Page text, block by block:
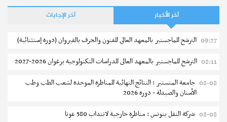
آخر الأخبار آخر الإجابات
09:27 الترشح للماجستير بالمعهد العالي للفنون والحرف بالقيروان (دورة إستثنائية)
08:11 الترشح للماجستير بالمعهد العالى للدراسات التكنولوجية بزغوان 2026-2027
08-08 جامعة المنستير : النتائج النهائية للمناظرة الموحدة لشعب الطب وطب
الأسنان والصيدلة - دورة 2026
08-08 شركة النقل بتونس : مناظرة خارجية لانتداب 580 عونا